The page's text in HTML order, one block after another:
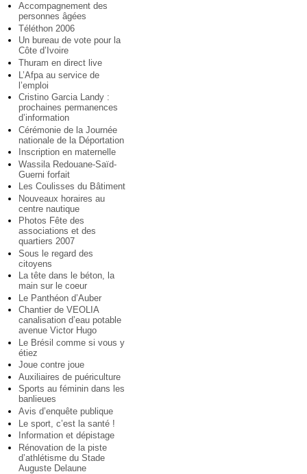
Accompagnement des
personnes âgées
Téléthon 2006
Un bureau de vote pour la
Côte d’Ivoire
Thuram en direct live
L’Afpa au service de
l’emploi
Cristino Garcia Landy :
prochaines permanences
d’information
Cérémonie de la Journée
nationale de la Déportation
Inscription en maternelle
Wassila Redouane-Saïd-
Guerni forfait
Les Coulisses du Bâtiment
Nouveaux horaires au
centre nautique
Photos Fête des
associations et des
quartiers 2007
Sous le regard des
citoyens
La tête dans le béton, la
main sur le coeur
Le Panthéon d’Auber
Chantier de VEOLIA
canalisation d’eau potable
avenue Victor Hugo
Le Brésil comme si vous y
étiez
Joue contre joue
Auxiliaires de puériculture
Sports au féminin dans les
banlieues
Avis d’enquête publique
Le sport, c’est la santé !
Information et dépistage
Rénovation de la piste
d’athlétisme du Stade
Auguste Delaune